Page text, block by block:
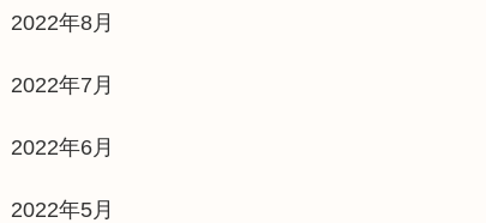
2022年8月
2022年7月
2022年6月
2022年5月